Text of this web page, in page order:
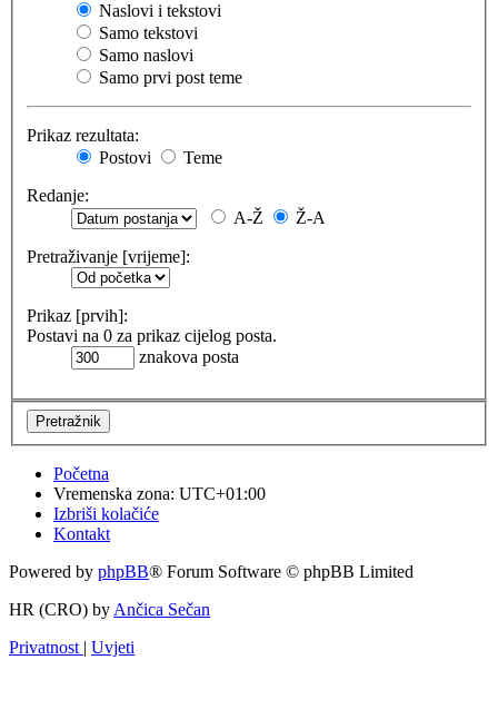
Naslovi i tekstovi
Samo tekstovi
Samo naslovi
Samo prvi post teme
Prikaz rezultata:
Postovi
Teme
Redanje:
A-Ž
Ž-A
Pretraživanje [vrijeme]:
Prikaz [prvih]:
Postavi na 0 za prikaz cijelog posta.
znakova posta
Početna
Vremenska zona: UTC+01:00
Izbriši kolačiće
Kontakt
Powered by phpBB® Forum Software © phpBB Limited
HR (CRO) by Ančica Sečan
Privatnost | Uvjeti